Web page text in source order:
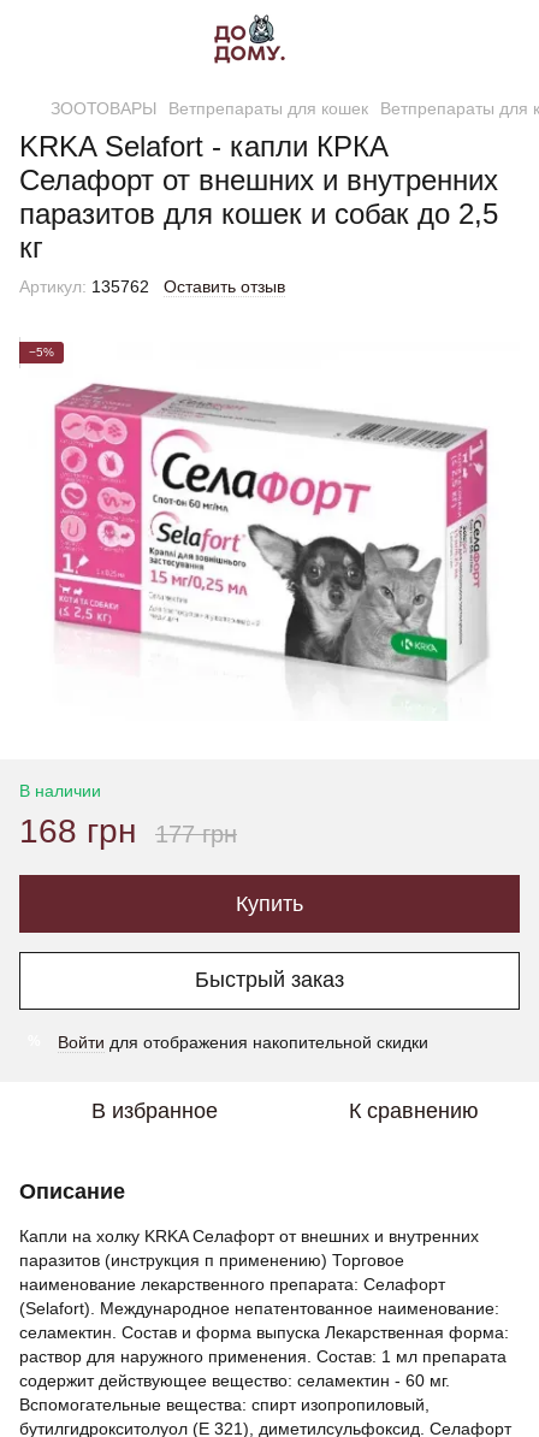
ЗООТОВАРЫ Ветпрепараты для кошек Ветпрепараты для
KRKA Selafort - капли КРКА
Селафорт от внешних и внутренних
паразитов для кошек и собак до 2,5
кг
Артикул: 135762 Оставить отзыв
−5%
В наличии
168 грн 177 грн
Купить
Быстрый заказ
Войти для отображения накопительной скидки
В избранное К сравнению
Описание
Капли на холку KRKA Селафорт от внешних и внутренних
паразитов (инструкция п применению) Торговое
наименование лекарственного препарата: Селафорт
(Selafort). Международное непатентованное наименование:
селамектин. Состав и форма выпуска Лекарственная форма:
раствор для наружного применения. Состав: 1 мл препарата
содержит действующее вещество: селамектин - 60 мг.
Вспомогательные вещества: спирт изопропиловый,
бутилгидрокситолуол (Е 321), диметилсульфоксид. Селафорт